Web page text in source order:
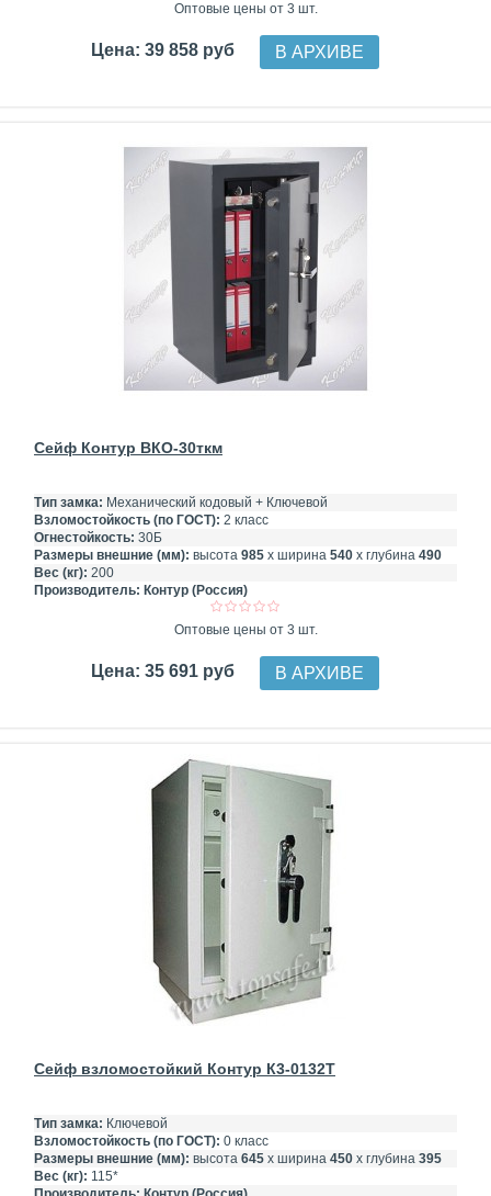
Оптовые цены от 3 шт.
Цена: 39 858 руб В АРХИВЕ
Сейф Контур ВКО-30ткм
Тип замка: Механический кодовый + Ключевой
Взломостойкость (по ГОСТ): 2 класс
Огнестойкость: 30Б
Размеры внешние (мм): высота 985 х ширина 540 х глубина 490
Вес (кг): 200
Производитель: Контур (Россия)
Оптовые цены от 3 шт.
Цена: 35 691 руб В АРХИВЕ
Сейф взломостойкий Контур К3-0132Т
Тип замка: Ключевой
Взломостойкость (по ГОСТ): 0 класс
Размеры внешние (мм): высота 645 х ширина 450 х глубина 395
Вес (кг): 115*